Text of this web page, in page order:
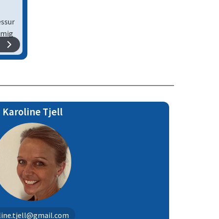
i
Karoline Tjell